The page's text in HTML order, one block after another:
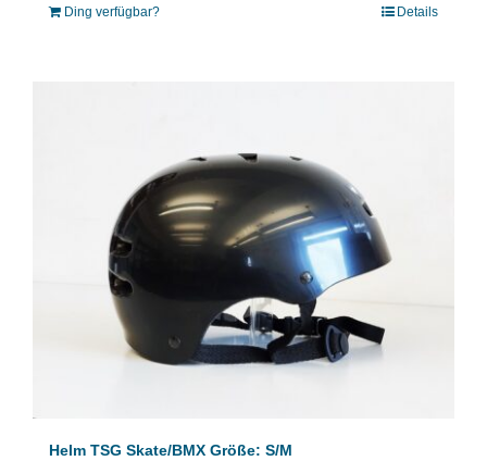
Ding verfügbar? Details
Helm TSG Skate/BMX Größe: S/M